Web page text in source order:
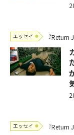
エッセイ 『Return
エッセイ 『Return